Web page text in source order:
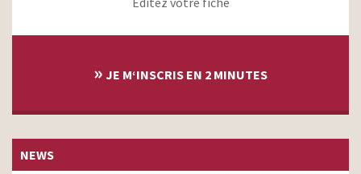
» JE M‘INSCRIS EN 2 MINUTES
NEWS